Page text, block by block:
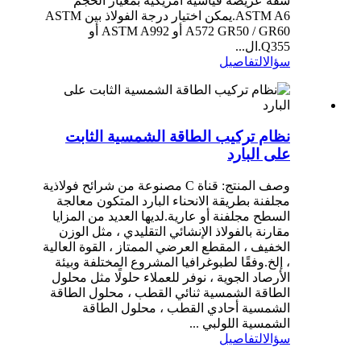
ASTM A6.يمكن اختيار درجة الفولاذ بين ASTM
A572 GR50 / GR60 أو ASTM A992 أو
Q355.ال...
سؤالالتفاصيل
نظام تركيب الطاقة الشمسية الثابت
على البارد
وصف المنتج: قناة C مصنوعة من شرائح فولاذية
مجلفنة بطريقة الانحناء البارد المتكون معالجة
السطح مجلفنة أو عارية.لديها العديد من المزايا
مقارنة بالفولاذ الإنشائي التقليدي ، مثل الوزن
الخفيف ، المقطع العرضي الممتاز ، القوة العالية
، إلخ.وفقًا لطبوغرافيا المشروع المختلفة وبيئة
الأرصاد الجوية ، نوفر للعملاء حلولًا مثل محلول
الطاقة الشمسية ثنائي القطب ، محلول الطاقة
الشمسية أحادي القطب ، محلول الطاقة
الشمسية اللولبي ...
سؤالالتفاصيل